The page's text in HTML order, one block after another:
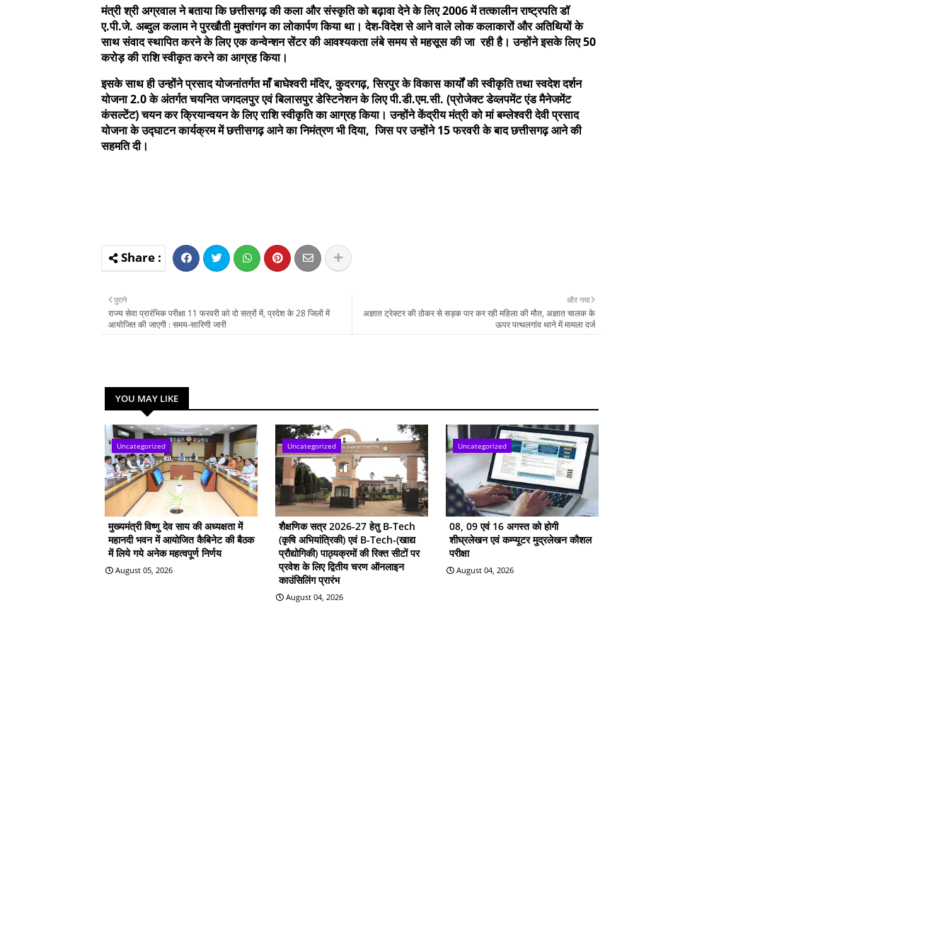
मंत्री श्री अग्रवाल ने बताया कि छत्तीसगढ़ की कला और संस्कृति को बढ़ावा देने के लिए 2006 में तत्कालीन राष्ट्रपति डॉ
ए.पी.जे. अब्दुल कलाम ने पुरखौती मुक्तांगन का लोकार्पण किया था। देश-विदेश से आने वाले लोक कलाकारों और अतिथियों के
साथ संवाद स्थापित करने के लिए एक कन्वेन्शन सेंटर की आवश्यकता लंबे समय से महसूस की जा रही है। उन्होंने इसके लिए 50
करोड़ की राशि स्वीकृत करने का आग्रह किया।
इसके साथ ही उन्होंने प्रसाद योजनांतर्गत माँ बाघेश्वरी मंदिर, कुदरगढ़, सिरपुर के विकास कार्यों की स्वीकृति तथा स्वदेश दर्शन
योजना 2.0 के अंतर्गत चयनित जगदलपुर एवं बिलासपुर डेस्टिनेशन के लिए पी.डी.एम.सी. (प्रोजेक्ट डेव्लपमेंट एंड मैनेजमेंट
कंसल्टेंट) चयन कर क्रियान्वयन के लिए राशि स्वीकृति का आग्रह किया। उन्होंने केंद्रीय मंत्री को मां बम्लेश्वरी देवी प्रसाद
योजना के उद्घाटन कार्यक्रम में छत्तीसगढ़ आने का निमंत्रण भी दिया, जिस पर उन्होंने 15 फरवरी के बाद छत्तीसगढ़ आने की
सहमति दी।
और नया
अज्ञात ट्रेक्टर की ठोकर से सड़क पार कर रही महिला की मौत, अज्ञात चालक के
ऊपर पत्थलगांव थाने में मामला दर्ज
पुराने
राज्य सेवा प्रारंभिक परीक्षा 11 फरवरी को दो सत्रों में, प्रदेश के 28 जिलों में
आयोजित की जाएगी : समय-सारिणी जारी
YOU MAY LIKE
Uncategorized
मुख्यमंत्री विष्णु देव साय की अध्यक्षता में
महानदी भवन में आयोजित कैबिनेट की बैठक
में लिये गये अनेक महत्वपूर्ण निर्णय
August 05, 2026
Uncategorized
शैक्षणिक सत्र 2026-27 हेतु B-Tech
(कृषि अभियांत्रिकी) एवं B-Tech-(खाद्य
प्रौद्योगिकी) पाठ्यक्रमों की रिक्त सीटों पर
प्रवेश के लिए द्वितीय चरण ऑनलाइन
काउंसिलिंग प्रारंभ
August 04, 2026
Uncategorized
08, 09 एवं 16 अगस्त को होगी
शीघ्रलेखन एवं कम्प्यूटर मुद्रलेखन कौशल
परीक्षा
August 04, 2026